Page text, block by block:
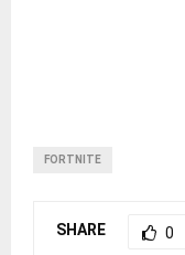
FORTNITE
SHARE 0